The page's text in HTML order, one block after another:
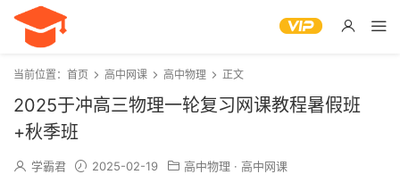
当前位置： 首页 高中网课 高中物理 正文
2025于冲高三物理一轮复习网课教程暑假班
+秋季班
学霸君 2025-02-19 高中物理 · 高中网课